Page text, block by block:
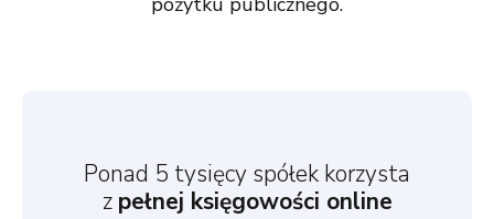
Ponad 5 tysięcy spółek korzysta
z pełnej księgowości online